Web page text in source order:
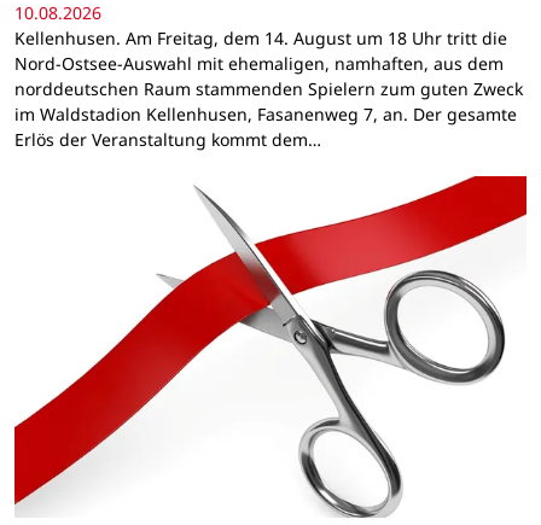
10.08.2026
Kellenhusen. Am Freitag, dem 14. August um 18 Uhr tritt die
Nord-Ostsee-Auswahl mit ehemaligen, namhaften, aus dem
norddeutschen Raum stammenden Spielern zum guten Zweck
im Waldstadion Kellenhusen, Fasanenweg 7, an. Der gesamte
Erlös der Veranstaltung kommt dem…